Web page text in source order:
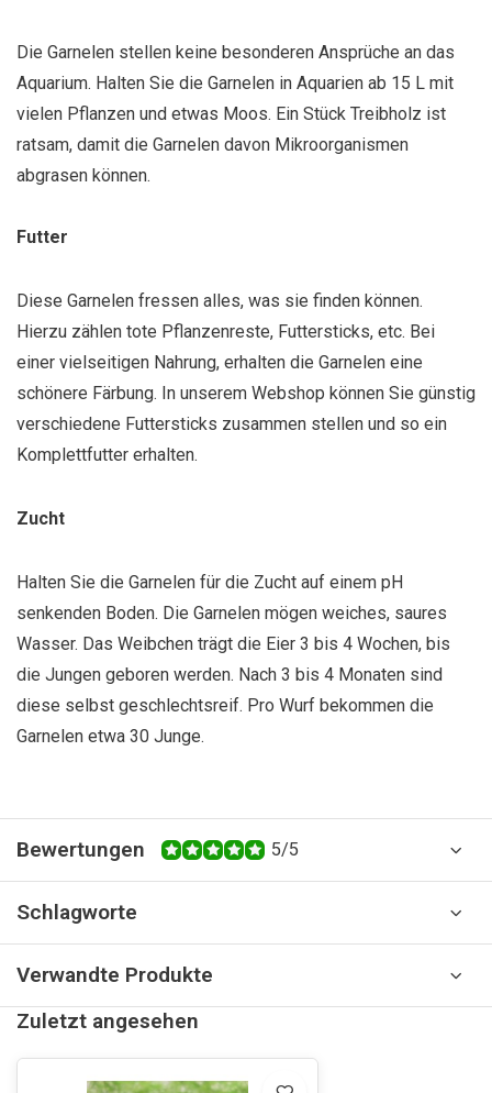
Die Garnelen stellen keine besonderen Ansprüche an das
Aquarium. Halten Sie die Garnelen in Aquarien ab 15 L mit
vielen Pflanzen und etwas Moos. Ein Stück Treibholz ist
ratsam, damit die Garnelen davon Mikroorganismen
abgrasen können.
Futter
Diese Garnelen fressen alles, was sie finden können.
Hierzu zählen tote Pflanzenreste, Futtersticks, etc. Bei
einer vielseitigen Nahrung, erhalten die Garnelen eine
schönere Färbung. In unserem Webshop können Sie günstig
verschiedene Futtersticks zusammen stellen und so ein
Komplettfutter erhalten.
Zucht
Halten Sie die Garnelen für die Zucht auf einem pH
senkenden Boden. Die Garnelen mögen weiches, saures
Wasser. Das Weibchen trägt die Eier 3 bis 4 Wochen, bis
die Jungen geboren werden. Nach 3 bis 4 Monaten sind
diese selbst geschlechtsreif. Pro Wurf bekommen die
Garnelen etwa 30 Junge.
Bewertungen 5/5
Schlagworte
Verwandte Produkte
Zuletzt angesehen